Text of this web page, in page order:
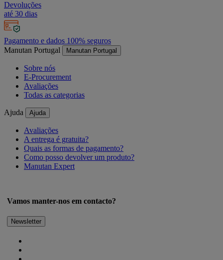
Devoluções
até 30 dias
Pagamento e dados 100% seguros
Manutan Portugal
Manutan Portugal
Sobre nós
E-Procurement
Avaliações
Todas as categorias
Ajuda Ajuda
Avaliações
A entrega é gratuita?
Quais as formas de pagamento?
Como posso devolver um produto?
Manutan Expert
Vamos manter-nos em contacto?
Newsletter